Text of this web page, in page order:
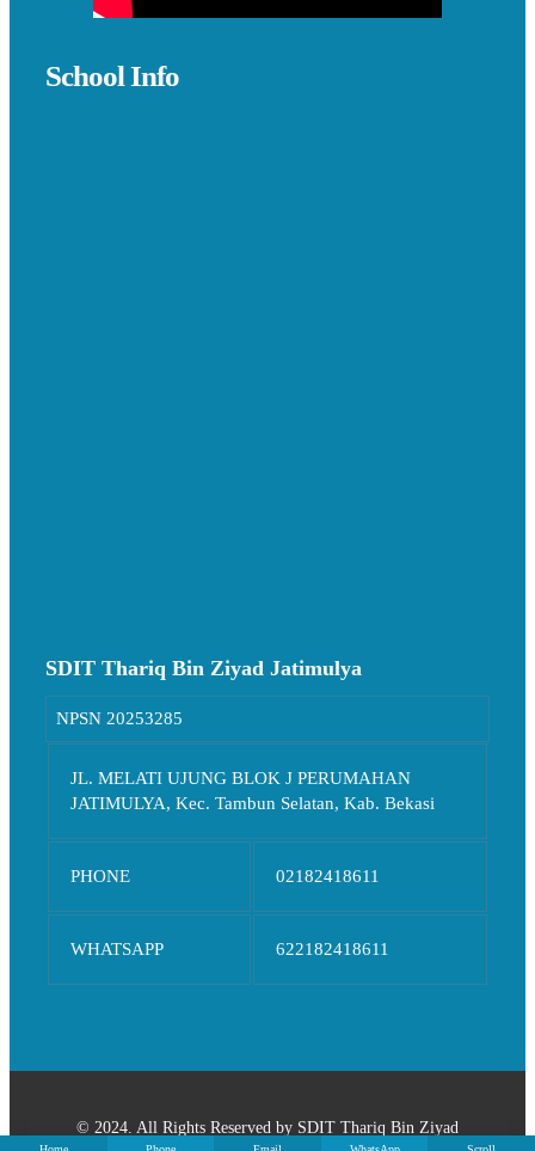
School Info
SDIT Thariq Bin Ziyad Jatimulya
NPSN 20253285
JL. MELATI UJUNG BLOK J PERUMAHAN
JATIMULYA, Kec. Tambun Selatan, Kab. Bekasi
PHONE 02182418611
WHATSAPP 622182418611
© 2024. All Rights Reserved by SDIT Thariq Bin Ziyad